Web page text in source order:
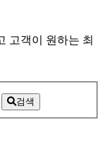
고객이 원하는 최
검색